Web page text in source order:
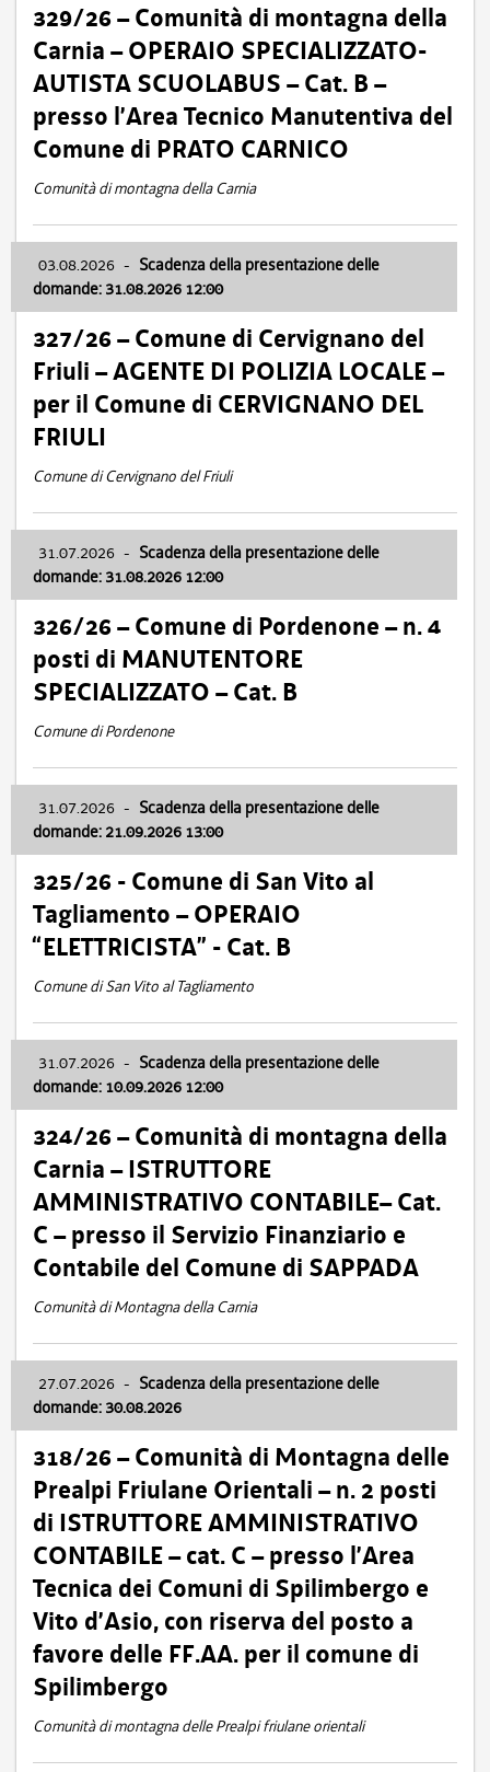
329/26 – Comunità di montagna della
Carnia – OPERAIO SPECIALIZZATO-
AUTISTA SCUOLABUS – Cat. B –
presso l’Area Tecnico Manutentiva del
Comune di PRATO CARNICO
Comunità di montagna della Carnia
03.08.2026 - Scadenza della presentazione delle
domande: 31.08.2026 12:00
327/26 – Comune di Cervignano del
Friuli – AGENTE DI POLIZIA LOCALE –
per il Comune di CERVIGNANO DEL
FRIULI
Comune di Cervignano del Friuli
31.07.2026 - Scadenza della presentazione delle
domande: 31.08.2026 12:00
326/26 – Comune di Pordenone – n. 4
posti di MANUTENTORE
SPECIALIZZATO – Cat. B
Comune di Pordenone
31.07.2026 - Scadenza della presentazione delle
domande: 21.09.2026 13:00
325/26 - Comune di San Vito al
Tagliamento – OPERAIO
“ELETTRICISTA” - Cat. B
Comune di San Vito al Tagliamento
31.07.2026 - Scadenza della presentazione delle
domande: 10.09.2026 12:00
324/26 – Comunità di montagna della
Carnia – ISTRUTTORE
AMMINISTRATIVO CONTABILE– Cat.
C – presso il Servizio Finanziario e
Contabile del Comune di SAPPADA
Comunità di Montagna della Carnia
27.07.2026 - Scadenza della presentazione delle
domande: 30.08.2026
318/26 – Comunità di Montagna delle
Prealpi Friulane Orientali – n. 2 posti
di ISTRUTTORE AMMINISTRATIVO
CONTABILE – cat. C – presso l’Area
Tecnica dei Comuni di Spilimbergo e
Vito d’Asio, con riserva del posto a
favore delle FF.AA. per il comune di
Spilimbergo
Comunità di montagna delle Prealpi friulane orientali